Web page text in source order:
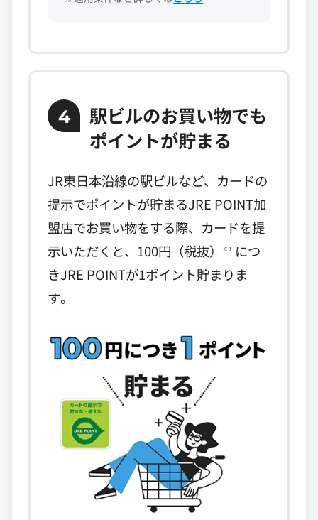
4
駅ビルのお買い物でも
ポイントが貯まる
JR東日本沿線の駅ビルなど、カードの
提示でポイントが貯まるJRE POINT加
盟店でお買い物をする際、カードを提
示いただくと、100円（税抜）
※1 につ
きJRE POINTが1ポイント貯まりま
す。